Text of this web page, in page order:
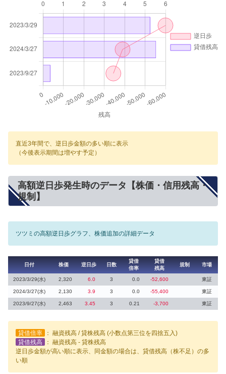
直近3年間で、逆日歩金額の多い順に表示
（今後表示期間は増やす予定）
高額逆日歩発生時のデータ【株価・信用残高・
規制】
ツツミの高額逆日歩グラフ、株価追加の詳細データ
日付 株価 逆日歩 日数
貸借
倍率
貸借
残高
規制 市場
2023/3/29(水) 2,320 6.0 3 0.0 -52,600 東証
2024/3/27(水) 2,130 3.9 3 0.0 -55,400 東証
2023/9/27(水) 2,463 3.45 3 0.21 -3,700 東証
貸借倍率
： 融資残高 / 貸株残高 (小数点第三位を四捨五入)
貸借残高
： 融資残高 - 貸株残高
逆日歩金額が高い順に表示、同金額の場合は、貸借残高（株不足）の多
い順